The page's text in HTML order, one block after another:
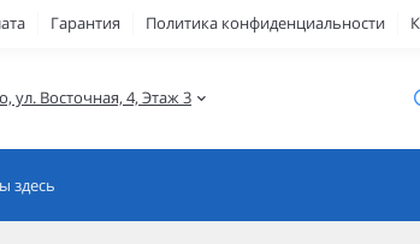
Гарантия Политика конфиденциальности
ул. Восточная, 4, Этаж 3